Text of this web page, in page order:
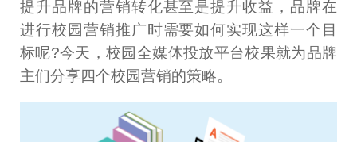
提升品牌的营销转化甚至是提升收益，品牌在
进行校园营销推广时需要如何实现这样一个目
标呢?今天，校园全媒体投放平台校果就为品牌
主们分享四个校园营销的策略。